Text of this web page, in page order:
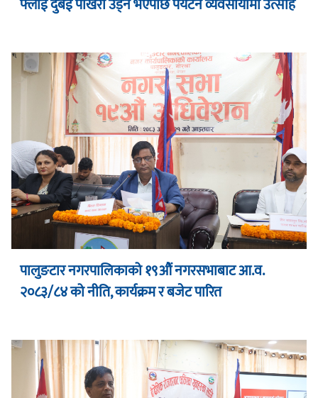
फ्लाई दुबई पोखरा उड्ने भएपछि पर्यटन व्यवसायीमा उत्साह
पालुङटार नगरपालिकाको १९औं नगरसभाबाट आ.व.
२०८३/८४ को नीति, कार्यक्रम र बजेट पारित